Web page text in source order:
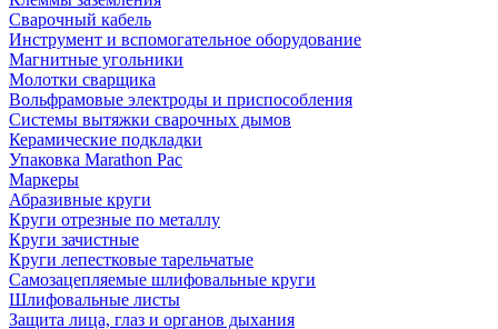
Сварочный кабель
Инструмент и вспомогательное оборудование
Магнитные угольники
Молотки сварщика
Вольфрамовые электроды и приспособления
Системы вытяжки сварочных дымов
Керамические подкладки
Упаковка Marathon Pac
Маркеры
Абразивные круги
Круги отрезные по металлу
Круги зачистные
Круги лепестковые тарельчатые
Самозацепляемые шлифовальные круги
Шлифовальные листы
Защита лица, глаз и органов дыхания